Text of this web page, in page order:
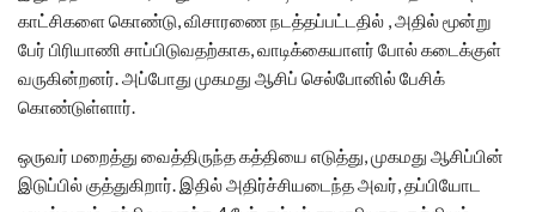
காட்சிகளை கொண்டு, விசாரணை நடத்தப்பட்டதில் , அதில் மூன்று
பேர் பிரியாணி சாப்பிடுவதற்காக, வாடிக்கையாளர் போல் கடைக்குள்
வருகின்றனர். அப்போது முகமது ஆசிப் செல்போனில் பேசிக்
கொண்டுள்ளார்.
ஒருவர் மறைத்து வைத்திருந்த கத்தியை எடுத்து, முகமது ஆசிப்பின்
இடுப்பில் குத்துகிறார். இதில் அதிர்ச்சியடைந்த அவர், தப்பியோட